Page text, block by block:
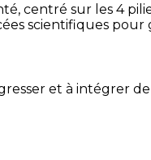
centré sur les 4
scientifiques
et à intégrer